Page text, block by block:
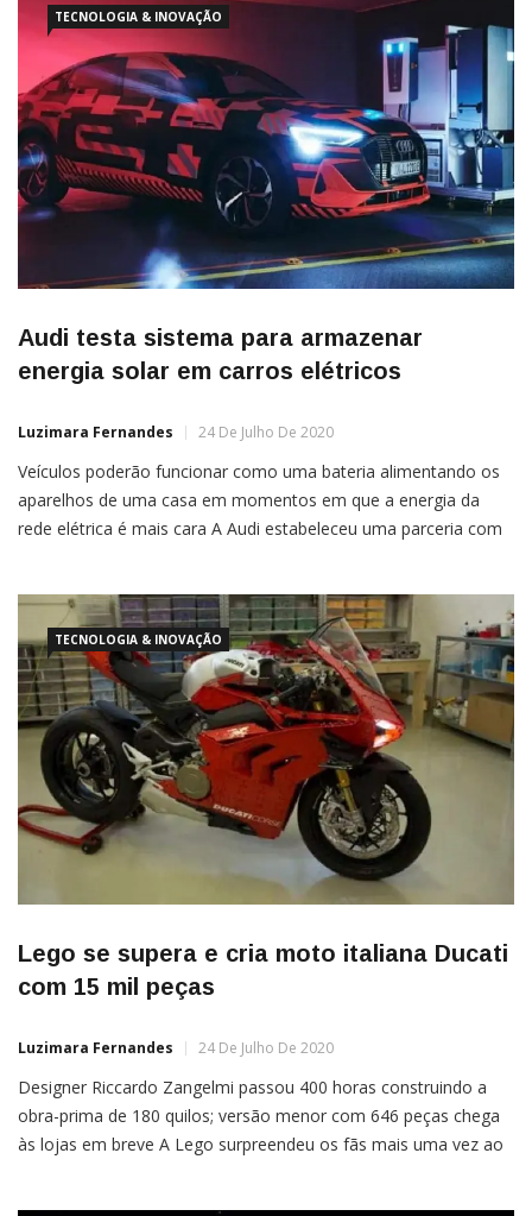
e
TECNOLOGIA & INOVAÇÃO
Audi testa sistema para armazenar
energia solar em carros elétricos
Luzimara Fernandes 24 De Julho De 2020
Veículos poderão funcionar como uma bateria alimentando os
aparelhos de uma casa em momentos em que a energia da
rede elétrica é mais cara A Audi estabeleceu uma parceria com
armazenar o “excesso” de energia solar produzida […]
TECNOLOGIA & INOVAÇÃO
Lego se supera e cria moto italiana Ducati
com 15 mil peças
Luzimara Fernandes 24 De Julho De 2020
Designer Riccardo Zangelmi passou 400 horas construindo a
obra-prima de 180 quilos; versão menor com 646 peças chega
às lojas em breve A Lego surpreendeu os fãs mais uma vez ao